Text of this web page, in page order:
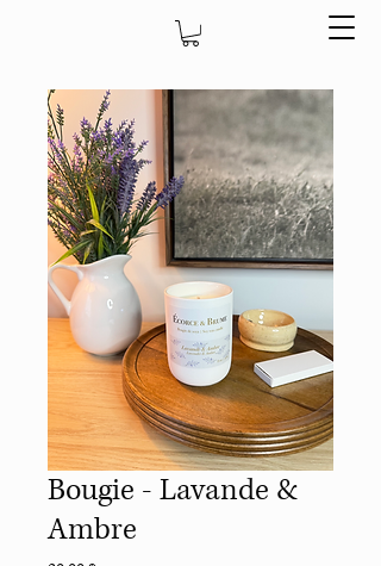
Bougie - Lavande &
Ambre